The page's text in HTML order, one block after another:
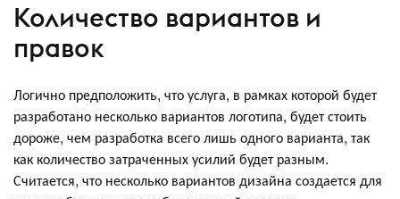
Количество вариантов и
правок
Логично предположить, что услуга, в рамках которой будет
разработано несколько вариантов логотипа, будет стоить
дороже, чем разработка всего лишь одного варианта, так
как количество затраченных усилий будет разным.
Считается, что несколько вариантов дизайна создается для